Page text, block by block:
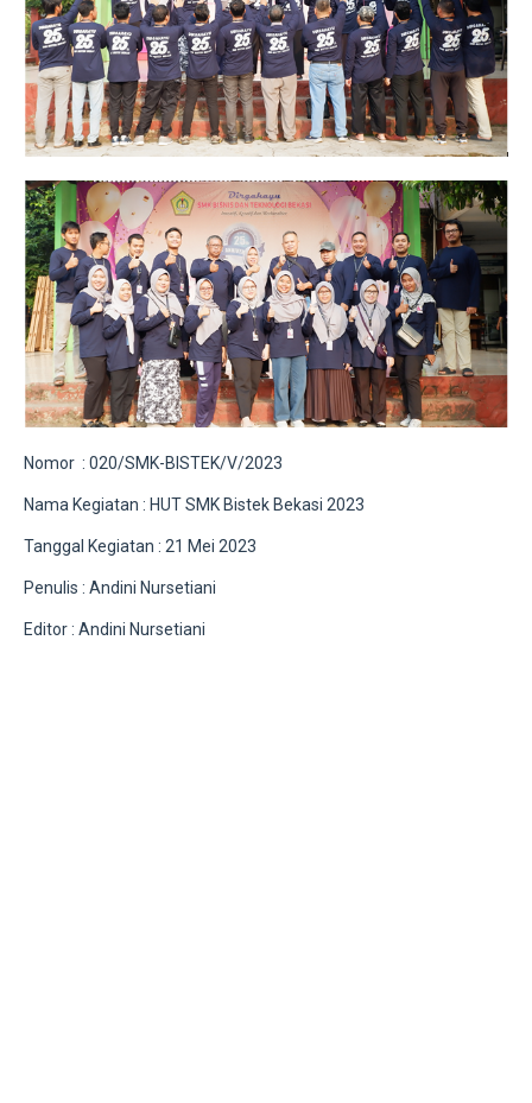
Nomor : 020/SMK-BISTEK/V/2023
Nama Kegiatan : HUT SMK Bistek Bekasi 2023
Tanggal Kegiatan : 21 Mei 2023
Penulis : Andini Nursetiani
Editor : Andini Nursetiani